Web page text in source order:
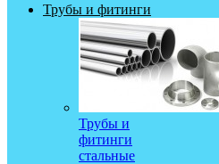
Трубы и фитинги
Трубы и
фитинги
стальные